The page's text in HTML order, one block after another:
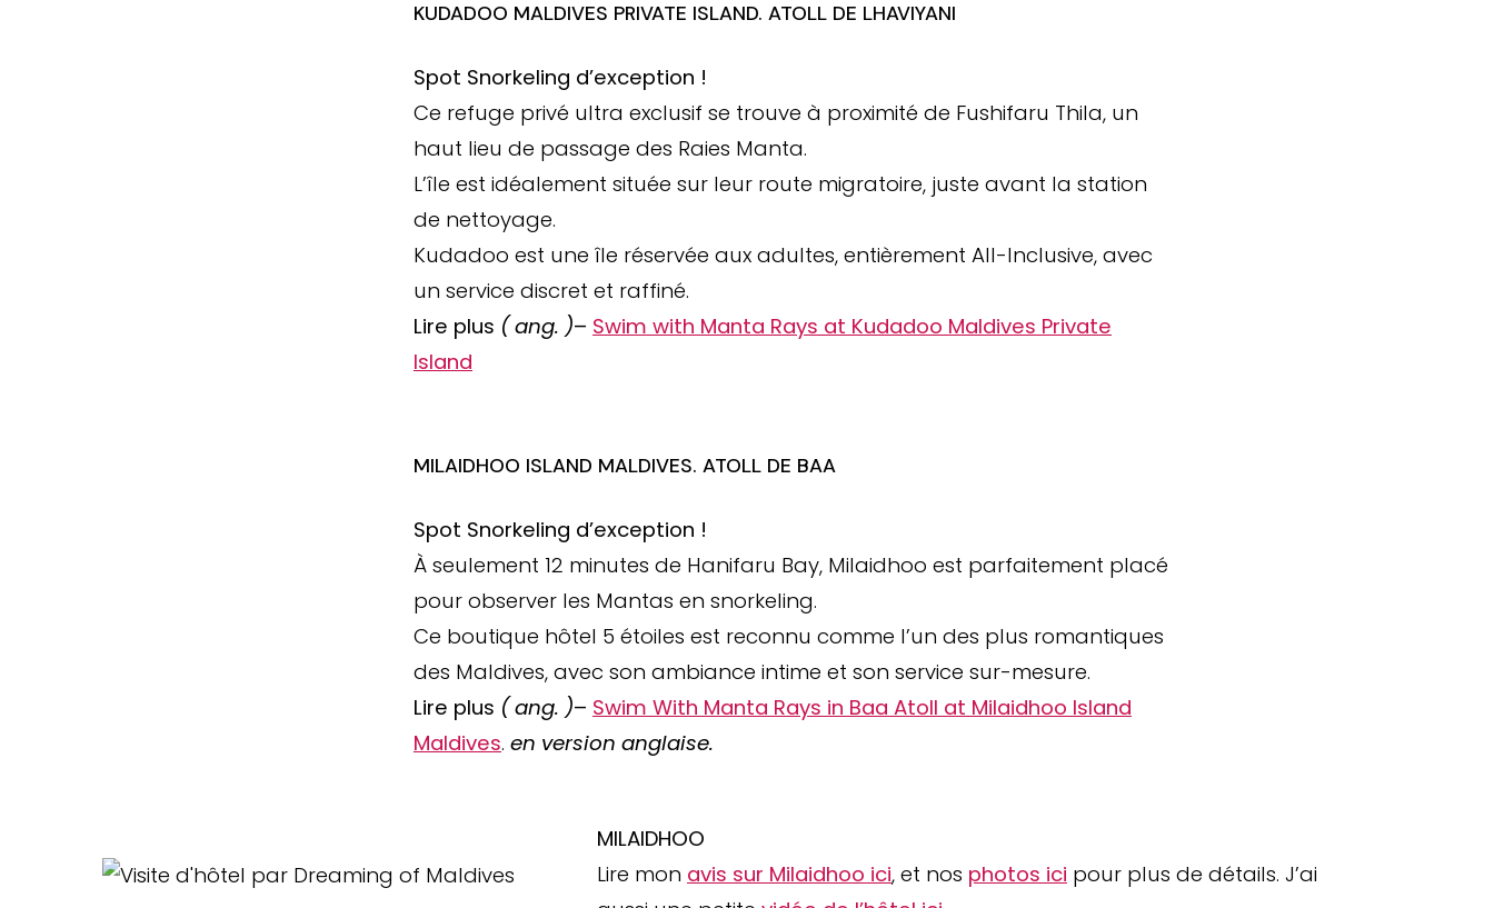
KUDADOO MALDIVES PRIVATE ISLAND. ATOLL DE LHAVIYANI
Spot Snorkeling d’exception !
Ce refuge privé ultra exclusif se trouve à proximité de Fushifaru Thila, un
haut lieu de passage des Raies Manta.
L’île est idéalement située sur leur route migratoire, juste avant la station
de nettoyage.
Kudadoo est une île réservée aux adultes, entièrement All-Inclusive, avec
un service discret et raffiné.
Lire plus ( ang. )– Swim with Manta Rays at Kudadoo Maldives Private
Island
MILAIDHOO ISLAND MALDIVES. ATOLL DE BAA
Spot Snorkeling d’exception !
À seulement 12 minutes de Hanifaru Bay, Milaidhoo est parfaitement placé
pour observer les Mantas en snorkeling.
Ce boutique hôtel 5 étoiles est reconnu comme l’un des plus romantiques
des Maldives, avec son ambiance intime et son service sur-mesure.
Lire plus ( ang. )– Swim With Manta Rays in Baa Atoll at Milaidhoo Island
Maldives. en version anglaise.
MILAIDHOO
Lire mon avis sur Milaidhoo ici, et nos photos ici pour plus de détails. J’ai